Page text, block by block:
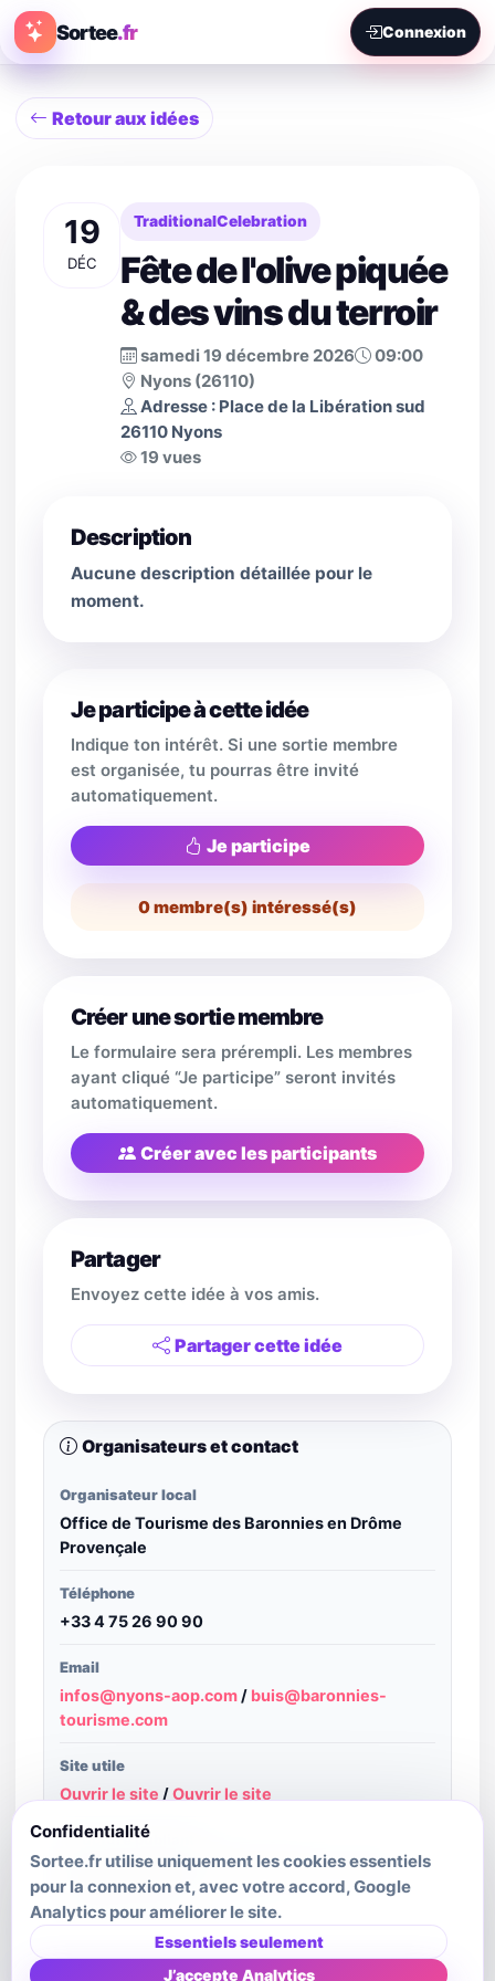
Sortee.fr Connexion
Retour aux idées
19
DÉC
TraditionalCelebration
Fête de l'olive piquée
& des vins du terroir
samedi 19 décembre 2026
09:00
Nyons (26110)
Adresse : Place de la Libération sud
26110 Nyons
19 vues
Description
Aucune description détaillée pour le
moment.
Je participe à cette idée
Indique ton intérêt. Si une sortie membre
est organisée, tu pourras être invité
automatiquement.
Je participe
0membre(s) intéressé(s)
Créer une sortie membre
Le formulaire sera prérempli. Les membres
ayant cliqué “Je participe” seront invités
automatiquement.
Créer avec les participants
Partager
Envoyez cette idée à vos amis.
Partager cette idée
Organisateurs et contact
Organisateur local
Office de Tourisme des Baronnies en Drôme
Provençale
Téléphone
+33 4 75 26 90 90
Email
infos@nyons-aop.com / buis@baronnies-
tourisme.com
Site utile
Ouvrir le site /Ouvrir le site
Structure publiante
Agence d'Attractivité de la Drôme - source :
Apidae Tourisme
Dernière mise à jour source
2026-07-22T07:26:14.29Z
Confidentialité
Sortee.fr utilise uniquement les cookies essentiels
pour la connexion et, avec votre accord, Google
Analytics pour améliorer le site.
Essentiels seulement
J’accepte Analytics